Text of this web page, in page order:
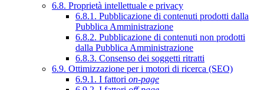
6.8. Proprietà intellettuale e privacy
6.8.1. Pubblicazione di contenuti prodotti dalla
Pubblica Amministrazione
6.8.2. Pubblicazione di contenuti non prodotti
dalla Pubblica Amministrazione
6.8.3. Consenso dei soggetti ritratti
6.9. Ottimizzazione per i motori di ricerca (SEO)
6.9.1. I fattori on-page